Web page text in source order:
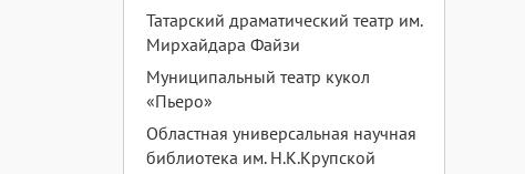
Татарский драматический театр им.
Мирхайдара Файзи
Муниципальный театр кукол
«Пьеро»
Областная универсальная научная
библиотека им. Н.К.Крупской